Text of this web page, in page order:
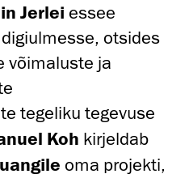
Jerlei essee
otsides
võimaluste ja
tegeliku tegevuse
Koh kirjeldab
oma projekti,